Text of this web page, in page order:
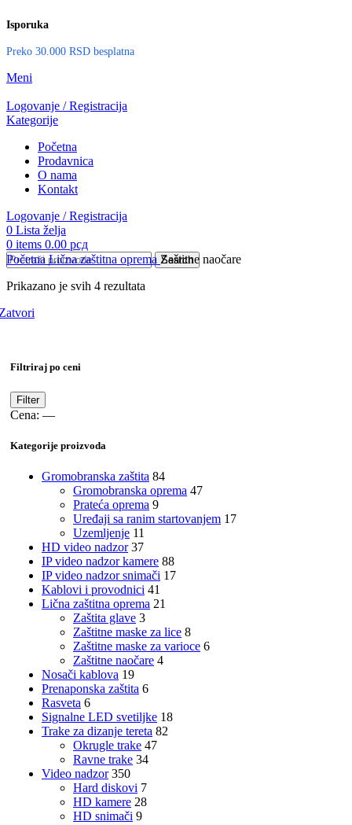
Isporuka
Preko 30.000 RSD besplatna
Meni
Logovanje / Registracija
Kategorije
Početna
Prodavnica
O nama
Kontakt
Logovanje / Registracija
0 Lista želja
0 items 0.00 рсд
Search
Početna Lična zaštitna oprema Zaštitne naočare
Prikazano je svih 4 rezultata
Filtriraj po ceni
Minimalna
cena
Maksimalna
cena
Filter
Cena: —
Kategorije proizvoda
Gromobranska zaštita 84
Gromobranska oprema 47
Prateća oprema 9
Uređaji sa ranim startovanjem 17
Uzemljenje 11
HD video nadzor 37
IP video nadzor kamere 88
IP video nadzor snimači 17
Kablovi i provodnici 41
Lična zaštitna oprema 21
Zaštita glave 3
Zaštitne maske za lice 8
Zaštitne maske za varioce 6
Zaštitne naočare 4
Nosači kablova 19
Prenaponska zaštita 6
Rasveta 6
Signalne LED svetiljke 18
Trake za dizanje tereta 82
Okrugle trake 47
Ravne trake 34
Video nadzor 350
Hard diskovi 7
HD kamere 28
HD snimači 9